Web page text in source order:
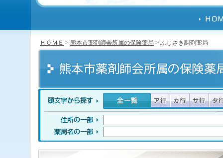
ＨＯＭＥ > 熊本市薬剤師会所属の保険薬局 > ふじさき調剤薬局